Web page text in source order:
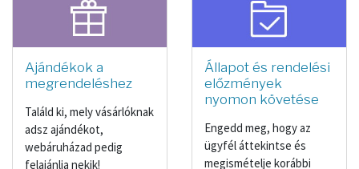
Ajándékok a
megrendeléshez
Találd ki, mely vásárlóknak
adsz ajándékot,
webáruházad pedig
felajánlja nekik!
Állapot és rendelési
előzmények
nyomon követése
Engedd meg, hogy az
ügyfél áttekintse és
megismételje korábbi